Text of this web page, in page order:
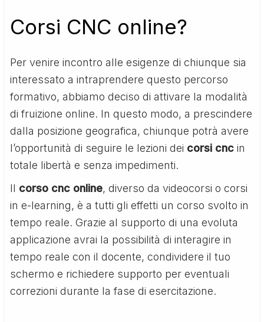
Corsi CNC online?
Per venire incontro alle esigenze di chiunque sia
interessato a intraprendere questo percorso
formativo, abbiamo deciso di attivare la modalità
di fruizione online. In questo modo, a prescindere
dalla posizione geografica, chiunque potrà avere
l’opportunità di seguire le lezioni dei corsi cnc in
totale libertà e senza impedimenti.
Il corso cnc online, diverso da videocorsi o corsi
in e-learning, è a tutti gli effetti un corso svolto in
tempo reale. Grazie al supporto di una evoluta
applicazione avrai la possibilità di interagire in
tempo reale con il docente, condividere il tuo
schermo e richiedere supporto per eventuali
correzioni durante la fase di esercitazione.